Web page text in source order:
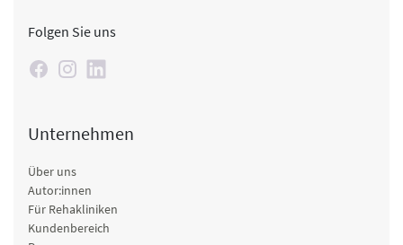
Folgen Sie uns
Unternehmen
Über uns
Autor:innen
Für Rehakliniken
Kundenbereich